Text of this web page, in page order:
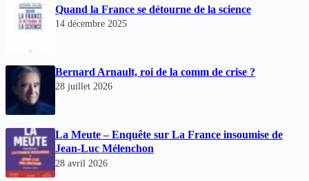
Quand la France se détourne de la science
14 décembre 2025
Bernard Arnault, roi de la comm de crise ?
28 juillet 2026
La Meute – Enquête sur La France insoumise de
Jean-Luc Mélenchon
28 avril 2026